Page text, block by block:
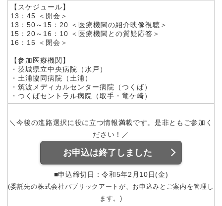
【スケジュール】
13：45 ＜開会＞
13：50～15：20 ＜医療機関の紹介映像視聴＞
15：20～16：10 ＜医療機関との質疑応答＞
16：15 ＜閉会＞
【参加医療機関】
・茨城県立中央病院（水戸）
・土浦協同病院（土浦）
・筑波メディカルセンター病院（つくば）
・つくばセントラル病院（取手・竜ケ崎）
＼今後の進路選択に役に立つ情報満載です。是非ともご参加く
ださい！／
お申込は終了しました
■申込締切日：令和5年2月10日(金)
(委託先の株式会社パブリックアートが、お申込みとご案内を管理し
ます。)